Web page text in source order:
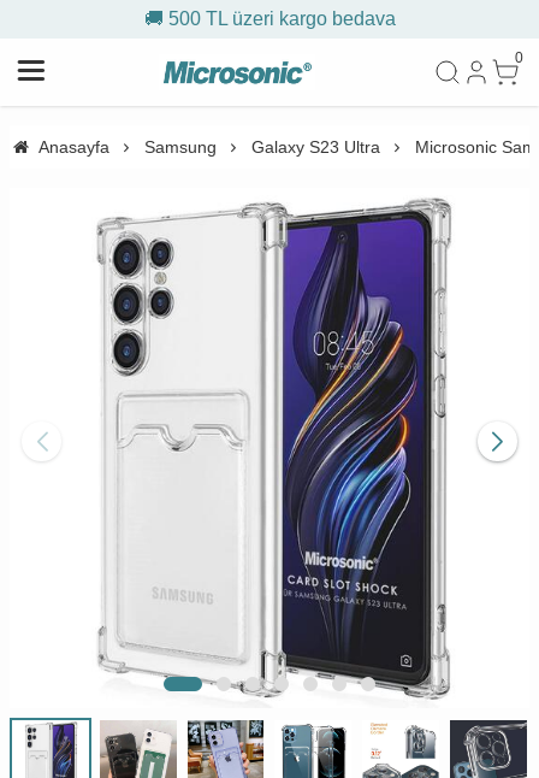
🚚 500 TL üzeri kargo bedava
0
Anasayfa Samsung Galaxy S23 Ultra Microsonic